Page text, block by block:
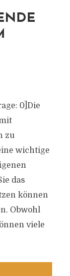
0]Die
zu
wichtige
das
können
Obwohl
viele